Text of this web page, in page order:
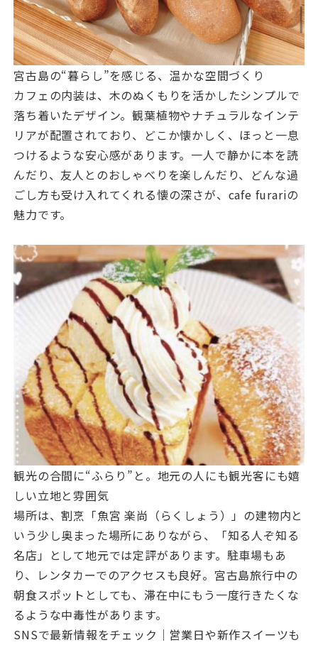
宮古島の“暮らし”を感じる、温かな空間づくり
カフェの内装は、木のぬくもりを活かしたシンプルで
落ち着いたデザイン。観葉植物やナチュラルなインテ
リアが配置されており、どこか懐かしく、ほっと一息
つけるような安心感があります。一人で静かに本を読
んだり、友人とのおしゃべりを楽しんだり、どんな過
ごし方も受け入れてくれる懐の深さが、cafe furariの
魅力です。
観光の合間に“ふらり”と。地元の人にも観光客にも嬉
しい立地と雰囲気
場所は、割烹「魚宮 楽尚（らくしょう）」の建物内と
いう少し奥まった場所にありながら、「知る人ぞ知る
名店」として地元では定評があります。駐車場もあ
り、レンタカーでのアクセスも良好。宮古島旅行中の
朝食スポットとしても、滞在中にもう一度行きたくな
るような中毒性があります。
SNSで最新情報をチェック｜営業日や新作スイーツも